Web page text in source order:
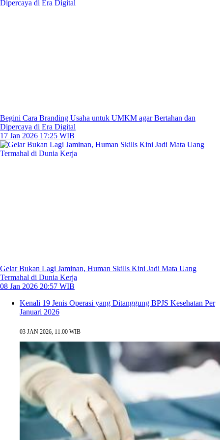
Begini Cara Branding Usaha untuk UMKM agar Bertahan dan
Dipercaya di Era Digital
17 Jan 2026 17:25 WIB
Gelar Bukan Lagi Jaminan, Human Skills Kini Jadi Mata Uang
Termahal di Dunia Kerja
08 Jan 2026 20:57 WIB
Kenali 19 Jenis Operasi yang Ditanggung BPJS Kesehatan Per
Januari 2026
03 JAN 2026, 11:00 WIB